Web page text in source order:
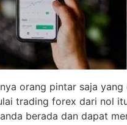
orang pintar saja yang
trading forex dari nol
berada dan dapat